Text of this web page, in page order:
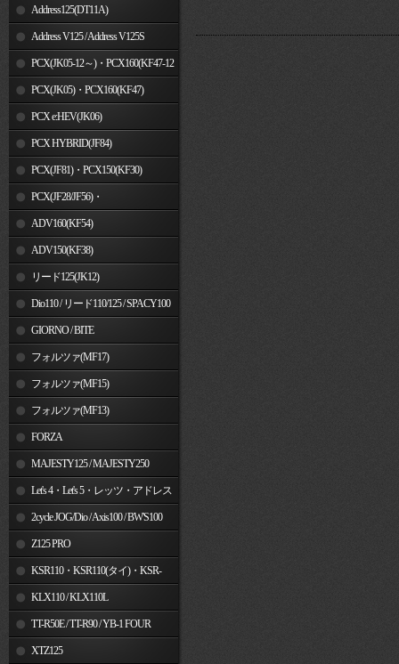
Address125(DT11A)
Address V125 / Address V125S
PCX(JK05-12～)・PCX160(KF47-12
～) PCX(JK05)・PCX160(KF47)
PCX e:HEV(JK06)
PCX HYBRID(JF84)
PCX(JF81)・PCX150(KF30)
PCX(JF28/JF56)・
PCX150(KF12/KF18)
ADV160(KF54)
ADV150(KF38)
リード125(JK12)
Dio110 / リード110/125 / SPACY100
GIORNO / BITE
フォルツァ(MF17)
フォルツァ(MF15)
フォルツァ(MF13)
FORZA
MAJESTY125 / MAJESTY250
Let's 4・Let's 5・レッツ・アドレス
V50 2cycle JOG/Dio / Axis100 / BW'S100
Z125 PRO
KSR110・KSR110(タイ)・KSR-
I/II・KSR PRO
KLX110 / KLX110L
TT-R50E / TT-R90 / YB-1 FOUR
XTZ125